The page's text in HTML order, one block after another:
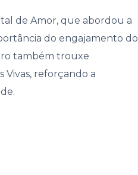
de Amor, que abordou a
do engajamento do
também trouxe
Vivas, reforçando a